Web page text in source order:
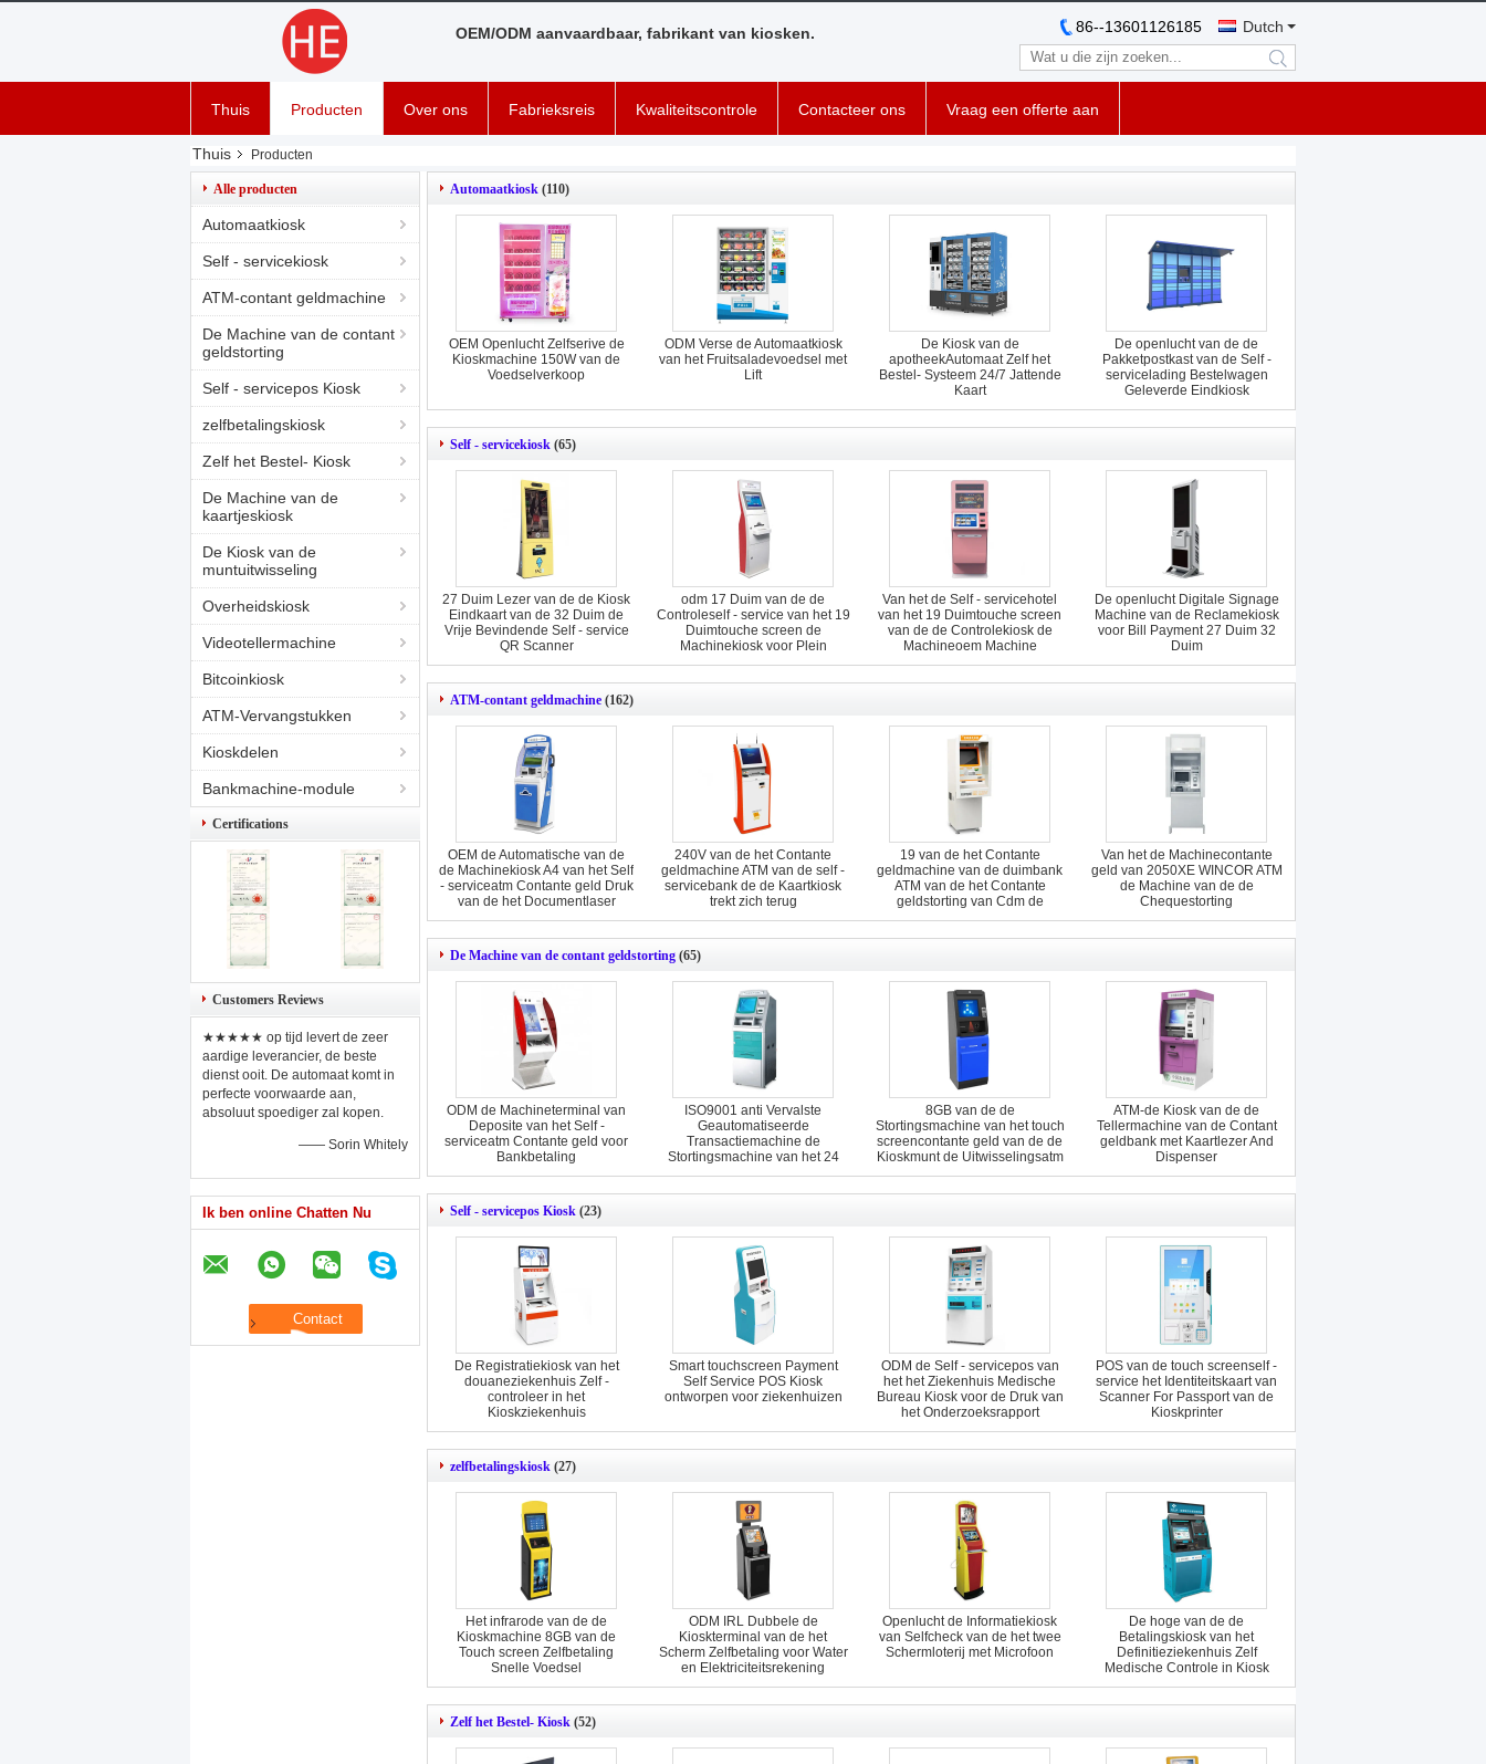
OEM/ODM aanvaardbaar, fabrikant van kiosken. Dutch
86--13601126185
search
Thuis Producten Over ons Fabrieksreis Kwaliteitscontrole Contacteer ons Vraag een offerte aan
Thuis Producten
Alle producten
Automaatkiosk
Self - servicekiosk
ATM-contant geldmachine
De Machine van de contant
geldstorting
Self - servicepos Kiosk
zelfbetalingskiosk
Zelf het Bestel- Kiosk
De Machine van de
kaartjeskiosk
De Kiosk van de
muntuitwisseling
Overheidskiosk
Videotellermachine
Bitcoinkiosk
ATM-Vervangstukken
Kioskdelen
Bankmachine-module
Certifications
Customers Reviews
★★★★★ op tijd levert de zeer
aardige leverancier, de beste
dienst ooit. De automaat komt in
perfecte voorwaarde aan,
absoluut spoediger zal kopen.
—— Sorin Whitely
Ik ben online Chatten Nu
Automaatkiosk (110)
OEM Openlucht Zelfserive de
Kioskmachine 150W van de
Voedselverkoop
ODM Verse de Automaatkiosk
van het Fruitsaladevoedsel met
Lift
De Kiosk van de
apotheekAutomaat Zelf het
Bestel- Systeem 24/7 Jattende
Kaart
De openlucht van de de
Pakketpostkast van de Self -
servicelading Bestelwagen
Geleverde Eindkiosk
Self - servicekiosk (65)
27 Duim Lezer van de de Kiosk
Eindkaart van de 32 Duim de
Vrije Bevindende Self - service
QR Scanner
odm 17 Duim van de de
Controleself - service van het 19
Duimtouche screen de
Machinekiosk voor Plein
Van het de Self - servicehotel
van het 19 Duimtouche screen
van de de Controlekiosk de
Machineoem Machine
De openlucht Digitale Signage
Machine van de Reclamekiosk
voor Bill Payment 27 Duim 32
Duim
ATM-contant geldmachine (162)
OEM de Automatische van de
de Machinekiosk A4 van het Self
- serviceatm Contante geld Druk
van de het Documentlaser
240V van de het Contante
geldmachine ATM van de self -
servicebank de de Kaartkiosk
trekt zich terug
19 van de het Contante
geldmachine van de duimbank
ATM van de het Contante
geldstorting van Cdm de
Machinemuur door
Van het de Machinecontante
geld van 2050XE WINCOR ATM
de Machine van de de
Chequestorting
De Machine van de contant geldstorting (65)
ODM de Machineterminal van
Deposite van het Self -
serviceatm Contante geld voor
Bankbetaling
ISO9001 anti Vervalste
Geautomatiseerde
Transactiemachine de
Stortingsmachine van het 24
urencontante geld
8GB van de de
Stortingsmachine van het touch
screencontante geld van de de
Kioskmunt de Uitwisselingsatm
Machine
ATM-de Kiosk van de de
Tellermachine van de Contant
geldbank met Kaartlezer And
Dispenser
Self - servicepos Kiosk (23)
De Registratiekiosk van het
douaneziekenhuis Zelf -
controleer in het
Kioskziekenhuis
Smart touchscreen Payment
Self Service POS Kiosk
ontworpen voor ziekenhuizen
ODM de Self - servicepos van
het het Ziekenhuis Medische
Bureau Kiosk voor de Druk van
het Onderzoeksrapport
POS van de touch screenself -
service het Identiteitskaart van
Scanner For Passport van de
Kioskprinter
zelfbetalingskiosk (27)
Het infrarode van de de
Kioskmachine 8GB van de
Touch screen Zelfbetaling
Snelle Voedsel
ODM IRL Dubbele de
Kioskterminal van de het
Scherm Zelfbetaling voor Water
en Elektriciteitsrekening
Openlucht de Informatiekiosk
van Selfcheck van de het twee
Schermloterij met Microfoon
De hoge van de de
Betalingskiosk van het
Definitieziekenhuis Zelf
Medische Controle in Kiosk
Zelf het Bestel- Kiosk (52)